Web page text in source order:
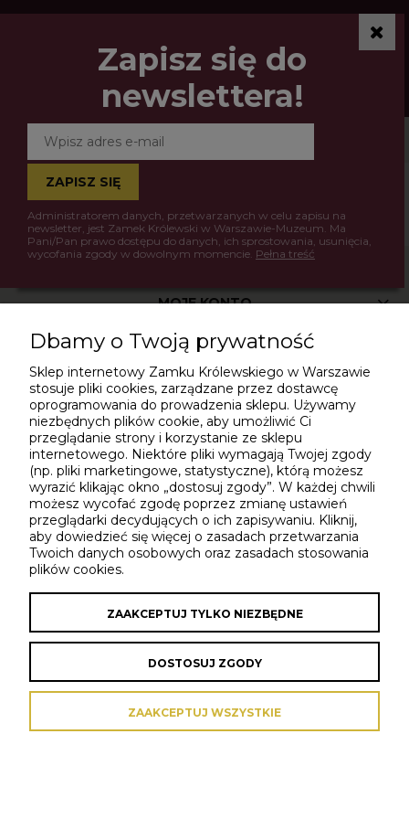
Ten produkt jest niedostępny.
Zapisz się do
newslettera!
ZAPISZ SIĘ
Administratorem danych, przetwarzanych w celu zapisu na
newsletter, jest Zamek Królewski w Warszawie-Muzeum. Ma
Pani/Pan prawo dostępu do danych, ich sprostowania, usunięcia,
wycofania zgody w dowolnym momencie. Pełna treść
MOJE KONTO
INFORMACJE
POLITYKA PRYWATNOŚCI
O NAS
Sklep internetowy Shoper Premium
Dbamy o Twoją prywatność
Sklep internetowy Zamku Królewskiego w Warszawie
stosuje pliki cookies, zarządzane przez dostawcę
oprogramowania do prowadzenia sklepu. Używamy
niezbędnych plików cookie, aby umożliwić Ci
przeglądanie strony i korzystanie ze sklepu
internetowego. Niektóre pliki wymagają Twojej zgody
(np. pliki marketingowe, statystyczne), którą możesz
wyrazić klikając okno „dostosuj zgody”. W każdej chwili
możesz wycofać zgodę poprzez zmianę ustawień
przeglądarki decydujących o ich zapisywaniu. Kliknij,
aby dowiedzieć się więcej o zasadach przetwarzania
Twoich danych osobowych oraz zasadach stosowania
plików cookies.
ZAAKCEPTUJ TYLKO NIEZBĘDNE
DOSTOSUJ ZGODY
ZAAKCEPTUJ WSZYSTKIE